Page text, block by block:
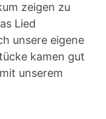
zeigen zu
Lied
unsere eigene
kamen gut
unserem